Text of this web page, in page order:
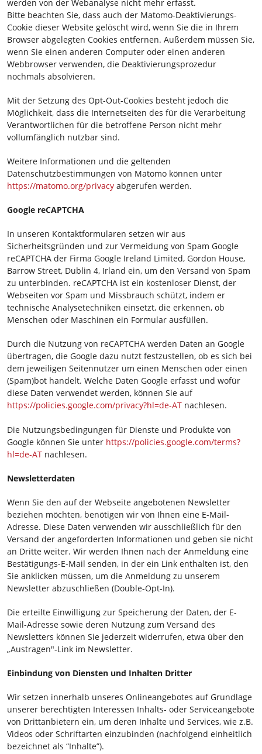
werden von der Webanalyse nicht mehr erfasst.
Bitte beachten Sie, dass auch der Matomo-Deaktivierungs-
Cookie dieser Website gelöscht wird, wenn Sie die in Ihrem
Browser abgelegten Cookies entfernen. Außerdem müssen Sie,
wenn Sie einen anderen Computer oder einen anderen
Webbrowser verwenden, die Deaktivierungsprozedur
nochmals absolvieren.
Mit der Setzung des Opt-Out-Cookies besteht jedoch die
Möglichkeit, dass die Internetseiten des für die Verarbeitung
Verantwortlichen für die betroffene Person nicht mehr
vollumfänglich nutzbar sind.
Weitere Informationen und die geltenden
Datenschutzbestimmungen von Matomo können unter
https://matomo.org/privacy abgerufen werden.
Google reCAPTCHA
In unseren Kontaktformularen setzen wir aus
Sicherheitsgründen und zur Vermeidung von Spam Google
reCAPTCHA der Firma Google Ireland Limited, Gordon House,
Barrow Street, Dublin 4, Irland ein, um den Versand von Spam
zu unterbinden. reCAPTCHA ist ein kostenloser Dienst, der
Webseiten vor Spam und Missbrauch schützt, indem er
technische Analysetechniken einsetzt, die erkennen, ob
Menschen oder Maschinen ein Formular ausfüllen.
Durch die Nutzung von reCAPTCHA werden Daten an Google
übertragen, die Google dazu nutzt festzustellen, ob es sich bei
dem jeweiligen Seitennutzer um einen Menschen oder einen
(Spam)bot handelt. Welche Daten Google erfasst und wofür
diese Daten verwendet werden, können Sie auf
https://policies.google.com/privacy?hl=de-AT nachlesen.
Die Nutzungsbedingungen für Dienste und Produkte von
Google können Sie unter https://policies.google.com/terms?
hl=de-AT nachlesen.
Newsletterdaten
Wenn Sie den auf der Webseite angebotenen Newsletter
beziehen möchten, benötigen wir von Ihnen eine E-Mail-
Adresse. Diese Daten verwenden wir ausschließlich für den
Versand der angeforderten Informationen und geben sie nicht
an Dritte weiter. Wir werden Ihnen nach der Anmeldung eine
Bestätigungs-E-Mail senden, in der ein Link enthalten ist, den
Sie anklicken müssen, um die Anmeldung zu unserem
Newsletter abzuschließen (Double-Opt-In).
Die erteilte Einwilligung zur Speicherung der Daten, der E-
Mail-Adresse sowie deren Nutzung zum Versand des
Newsletters können Sie jederzeit widerrufen, etwa über den
„Austragen"-Link im Newsletter.
Einbindung von Diensten und Inhalten Dritter
Wir setzen innerhalb unseres Onlineangebotes auf Grundlage
unserer berechtigten Interessen Inhalts- oder Serviceangebote
von Drittanbietern ein, um deren Inhalte und Services, wie z.B.
Videos oder Schriftarten einzubinden (nachfolgend einheitlich
bezeichnet als “Inhalte”).